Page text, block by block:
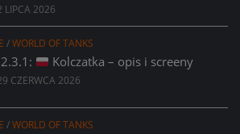
LIPCA 2026
/WORLD OF TANKS
Kolczatka – opis i screeny
CZERWCA 2026
/WORLD OF TANKS